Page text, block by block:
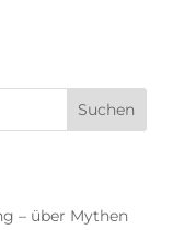
Suchen
– über Mythen